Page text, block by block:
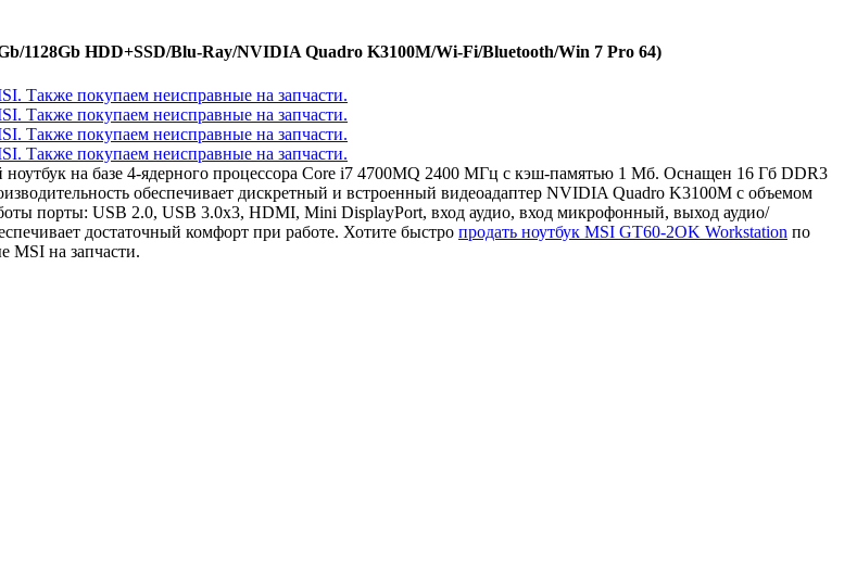
1128Gb HDD+SSD/Blu-Ray/NVIDIA Quadro K3100M/Wi-Fi/Bluetooth/Win 7 Pro 64)
на базе 4-ядерного процессора Core i7 4700MQ 2400 МГц с кэш-памятью 1 Мб. Оснащен 16 Гб DDR3
обеспечивает дискретный и встроенный видеоадаптер NVIDIA Quadro K3100M с объемом
порты: USB 2.0, USB 3.0x3, HDMI, Mini DisplayPort, вход аудио, вход микрофонный, выход аудио/
достаточный комфорт при работе. Хотите быстро продать ноутбук MSI GT60-2OK Workstation по
MSI на запчасти.